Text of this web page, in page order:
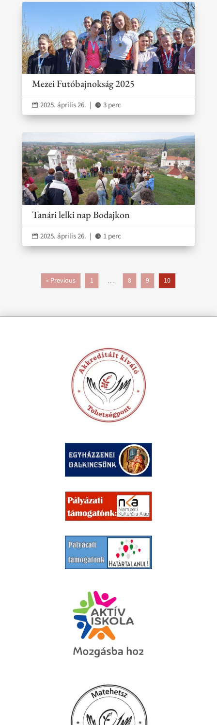
Mezei Futóbajnokság 2025
 2025. április 26. |  3 perc
Tanári lelki nap Bodajkon
 2025. április 26. |  1 perc
« Previous 1 … 8 9 10